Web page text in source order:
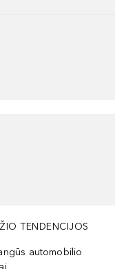
TENDENCIJOS
automobilio